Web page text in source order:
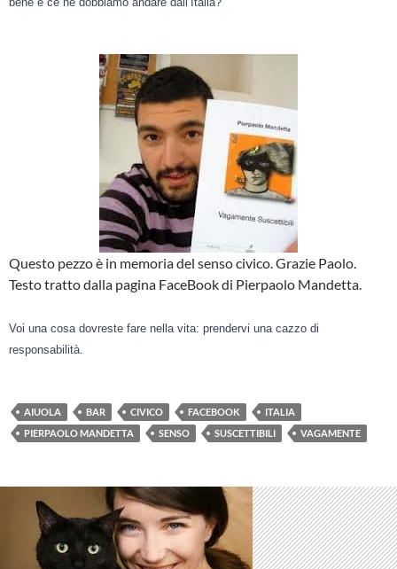
Questo pezzo è in memoria del senso civico. Grazie Paolo.
Testo tratto dalla pagina FaceBook di Pierpaolo Mandetta.
Voi una cosa dovreste fare nella vita: prendervi una cazzo di
responsabilità.
AIUOLA BAR CIVICO FACEBOOK
ITALIA
PIERPAOLO MANDETTA
SENSO SUSCETTIBILI VAGAMENTE